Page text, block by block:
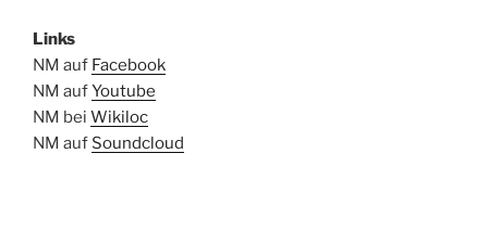
Links
NM auf Facebook
NM aufYoutube
NM bei Wikiloc
NM auf Soundcloud